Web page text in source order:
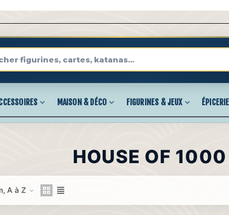
MAISON & DÉCO FIGURINES & JEUX ÉPICERIE
HOUSE OF 1000
A à Z